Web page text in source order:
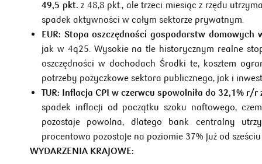
49,5 pkt. z 48,8 pkt., ale trzeci miesiąc z rzędu
spadek aktywności w całym sektorze prywatnym.
EUR: Stopa oszczędności gospodarstw domowych
jak w 4q25. Wysokie na tle historycznym realne
oszczędności w dochodach Środki te, kosztem
potrzeby pożyczkowe sektora publicznego, jak i
TUR: Inflacja CPI w czerwcu spowolniła do 32,1% r/
spadek inflacji od początku szoku naftowego,
pozostaje powolna, dlatego bank centralny
procentowa pozostaje na poziomie 37% już od
WYDARZENIA KRAJOWE: